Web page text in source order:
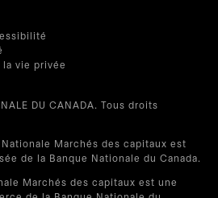
vie privée
DU CANADA. Tous droits
Marchés des capitaux est
de la Banque Nationale du Canada.
Marchés des capitaux est une